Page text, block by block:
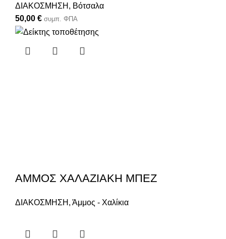
ΔΙΑΚΟΣΜΗΣΗ , Βότσαλα
50,00 € συμπ. ΦΠΑ
ΑΜΜΟΣ ΧΑΛΑΖΙΑΚΗ ΜΠΕΖ
ΔΙΑΚΟΣΜΗΣΗ , Άμμος - Χαλίκια